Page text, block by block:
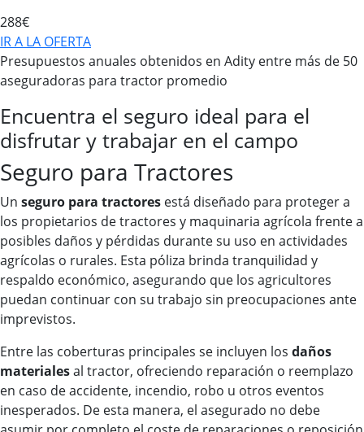
288€
IR A LA OFERTA
Presupuestos anuales obtenidos en Adity entre más de 50
aseguradoras para tractor promedio
Encuentra el seguro ideal para el
disfrutar y trabajar en el campo
Seguro para Tractores
Un seguro para tractores está diseñado para proteger a
los propietarios de tractores y maquinaria agrícola frente a
posibles daños y pérdidas durante su uso en actividades
agrícolas o rurales. Esta póliza brinda tranquilidad y
respaldo económico, asegurando que los agricultores
puedan continuar con su trabajo sin preocupaciones ante
imprevistos.
Entre las coberturas principales se incluyen los daños
materialesal tractor, ofreciendo reparación o reemplazo
en caso de accidente, incendio, robo u otros eventos
inesperados. De esta manera, el asegurado no debe